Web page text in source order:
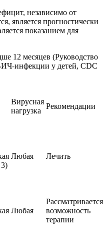
независимо от
является прогностически
показанием для
12 месяцев (Руководство
инфекции у детей, CDC
Вирусная
нагрузка
Рекомендации
Любая Лечить
Любая
Рассматривается
возможность
терапии